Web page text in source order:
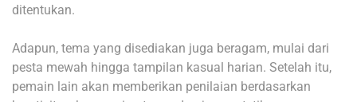
ditentukan.
Adapun, tema yang disediakan juga beragam, mulai dari
pesta mewah hingga tampilan kasual harian. Setelah itu,
pemain lain akan memberikan penilaian berdasarkan